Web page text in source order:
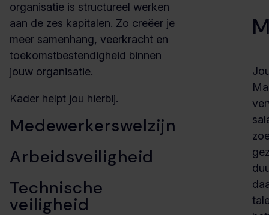
organisatie is structureel werken
aan de zes kapitalen. Zo creëer je
meer samenhang, veerkracht en
toekomstbestendigheid binnen
jouw organisatie.
Kader helpt jou hierbij.
Medewerkerswelzijn
Arbeidsveiligheid
Technische
veiligheid